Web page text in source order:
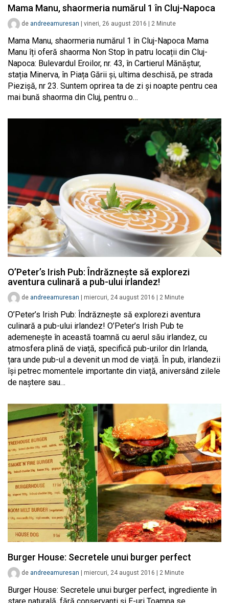
Mama Manu, shaormeria numărul 1 în Cluj-Napoca
de andreeamuresan vineri, 26 august 2016 2 Minute
Mama Manu, shaormeria numărul 1 în Cluj-Napoca Mama
Manu îți oferă shaorma Non Stop în patru locații din Cluj-
Napoca: Bulevardul Eroilor, nr. 43, în Cartierul Mănăștur,
stația Minerva, în Piața Gării și, ultima deschisă, pe strada
Piezișă, nr 23. Suntem oprirea ta de zi și noapte pentru cea
mai bună shaorma din Cluj, pentru o…
O’Peter’s Irish Pub: Îndrăznește să explorezi
aventura culinară a pub-ului irlandez!
de andreeamuresan miercuri, 24 august 2016 2 Minute
O’Peter’s Irish Pub: Îndrăznește să explorezi aventura
culinară a pub-ului irlandez! O’Peter’s Irish Pub te
ademenește în această toamnă cu aerul său irlandez, cu
atmosfera plină de viață, specifică pub-urilor din Irlanda,
țara unde pub-ul a devenit un mod de viață. În pub, irlandezii
își petrec momentele importante din viață, aniversând zilele
de naștere sau…
Burger House: Secretele unui burger perfect
de andreeamuresan miercuri, 24 august 2016 2 Minute
Burger House: Secretele unui burger perfect, ingrediente în